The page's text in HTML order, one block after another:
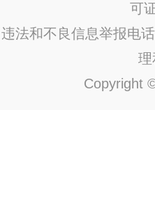
可
违法和不良信息举报电
理
Copyright